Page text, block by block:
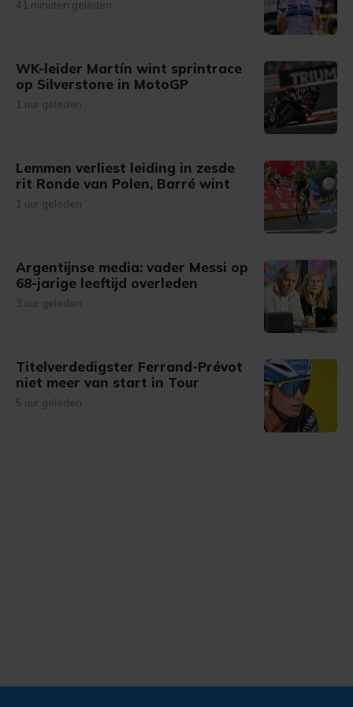
41 minuten geleden
WK-leider Martín wint sprintrace
op Silverstone in MotoGP
1 uur geleden
Lemmen verliest leiding in zesde
rit Ronde van Polen, Barré wint
1 uur geleden
Argentijnse media: vader Messi op
68-jarige leeftijd overleden
3 uur geleden
Titelverdedigster Ferrand-Prévot
niet meer van start in Tour
5 uur geleden